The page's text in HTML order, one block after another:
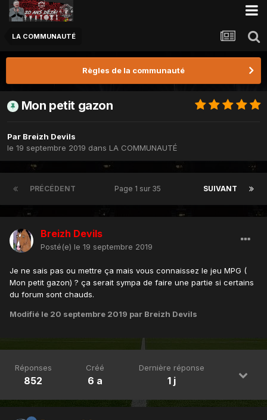
LA COMMUNAUTÉ
Règles de la communauté
Mon petit gazon
Par Breizh Devils
le 19 septembre 2019 dans LA COMMUNAUTÉ
PRÉCÉDENT SUIVANT
Page 1 sur 35
Breizh Devils
Posté(e) le 19 septembre 2019
Je ne sais pas ou mettre ça mais vous connaissez le jeu MPG (
Mon petit gazon) ? ça serait sympa de faire une partie si certains
du forum sont chauds.
Modifié le 20 septembre 2019 par Breizh Devils
Réponses
852
Créé
6 a
Dernière réponse
1 j